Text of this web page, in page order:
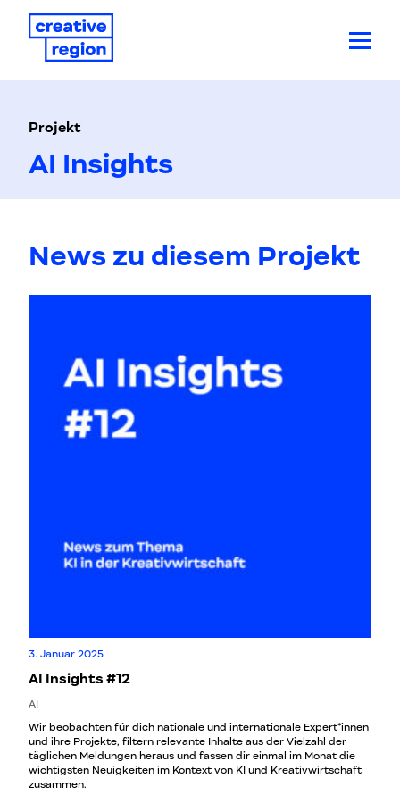
Projekt
AI Insights
News zu diesem Projekt
3. Januar 2025
AI Insights #12
AI
Wir beobachten für dich nationale und internationale Expert*innen
und ihre Projekte, filtern relevante Inhalte aus der Vielzahl der
täglichen Meldungen heraus und fassen dir einmal im Monat die
wichtigsten Neuigkeiten im Kontext von KI und Kreativwirtschaft
zusammen.